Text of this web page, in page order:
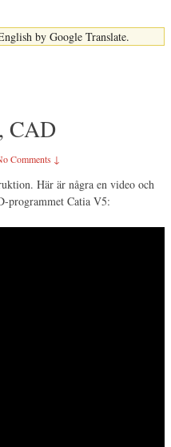
by Google Translate.
CAD
Comments ↓
Här är några en video och
programmet Catia V5: